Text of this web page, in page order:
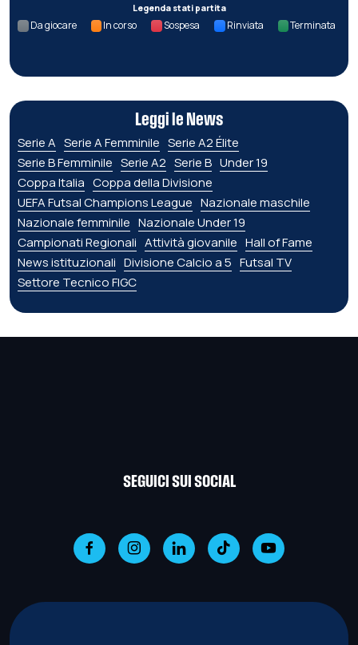
Legenda stati partita
Da giocare In corso Sospesa Rinviata Terminata
Leggi le News
Serie A Serie A Femminile Serie A2 Élite
Serie B Femminile Serie A2 Serie B Under 19
Coppa Italia Coppa della Divisione
UEFA Futsal Champions League Nazionale maschile
Nazionale femminile Nazionale Under 19
Campionati Regionali Attività giovanile Hall of Fame
News istituzionali Divisione Calcio a 5 Futsal TV
Settore Tecnico FIGC
SEGUICI SUI SOCIAL